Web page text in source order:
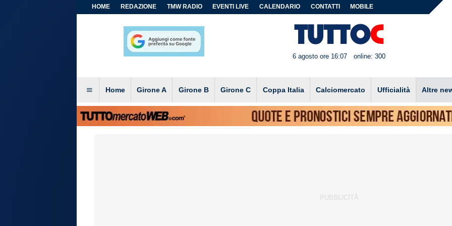
HOME REDAZIONE TMW RADIO EVENTI LIVE CALENDARIO CONTATTI MOBILE
6 agosto ore 16:07 online: 300
Home Girone A Girone B Girone C Coppa Italia Calciomercato Ufficialità Altre